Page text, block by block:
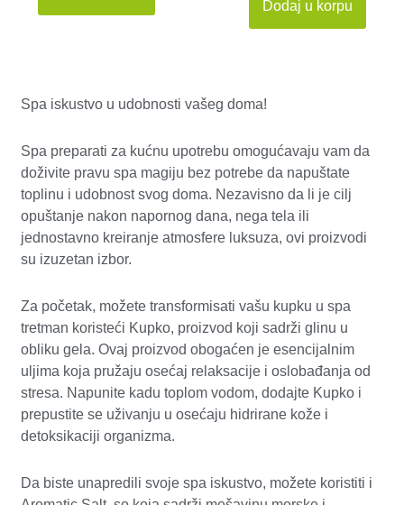
Dodaj u korpu
Spa iskustvo u udobnosti vašeg doma!
Spa preparati za kućnu upotrebu omogućavaju vam da
doživite pravu spa magiju bez potrebe da napuštate
toplinu i udobnost svog doma. Nezavisno da li je cilj
opuštanje nakon napornog dana, nega tela ili
jednostavno kreiranje atmosfere luksuza, ovi proizvodi
su izuzetan izbor.
Za početak, možete transformisati vašu kupku u spa
tretman koristeći Kupko, proizvod koji sadrži glinu u
obliku gela. Ovaj proizvod obogaćen je esencijalnim
uljima koja pružaju osećaj relaksacije i oslobađanja od
stresa. Napunite kadu toplom vodom, dodajte Kupko i
prepustite se uživanju u osećaju hidrirane kože i
detoksikaciji organizma.
Da biste unapredili svoje spa iskustvo, možete koristiti i